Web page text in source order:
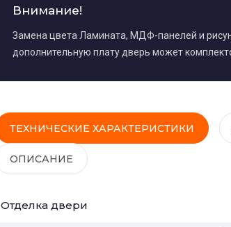
Внимание!
Замена цвета Ламината, МДФ-панелей и
дополнительную плату дверь может
ТЕХНИЧЕСКИЕ ХАРАКТЕРИСТИКИ
ОПИСАНИЕ
Отделка двери